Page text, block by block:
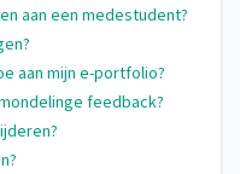
aan een medestudent?
aan mijn e-portfolio?
feedback?